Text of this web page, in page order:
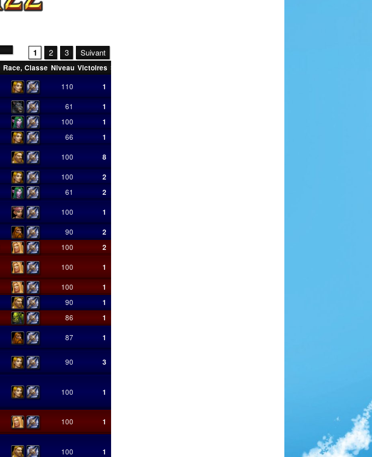
1 2 3 Suivant
Race, Classe Niveau Victoires Score
110 1
61 1
100 1
66 1
100 8
100 2
61 2
100 1
90 2
100 2
100 1
100 1
90 1
86 1
87 1
90 3
100 1
100 1
100 1